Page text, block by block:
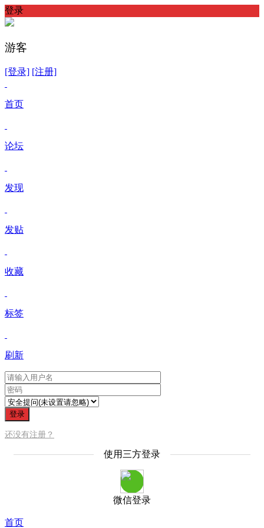
登录
游客
[登录] [注册]
首页
论坛
发现
发贴
收藏
标签
刷新
登录
还没有注册？
使用三方登录
微信登录
首页